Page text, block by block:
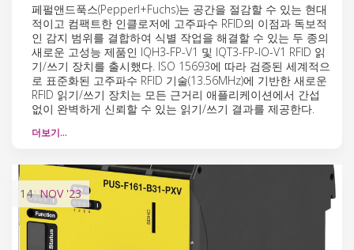
페펄앤드푹스(Pepperl+Fuchs)는 공간을 절감할 수 있는 현대
적이고 컴팩트한 인클로저에 고주파수 RFID의 이점과 독보적
인 감지 범위를 결합하여 식별 작업을 해결할 수 있는 두 종의
새로운 고성능 제품인 IQH3-FP-V1 및 IQT3-FP-IO-V1 RFID 읽
기/쓰기 장치를 출시했다. ISO 15693에 따라 검증된 세계적으
로 표준화된 고주파수 RFID 기술(13.56MHz)에 기반한 새로운
RFID 읽기/쓰기 장치는 모든 근거리 애플리케이션에서 간섭
없이 완벽하게 신뢰할 수 있는 읽기/쓰기 결과를 제공한다.
더보기…
14 NOV'23